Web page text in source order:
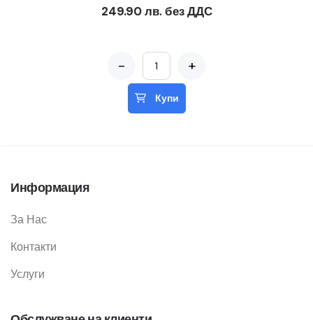
249.90 лв. без ДДС
- +
Купи
Информация
За Нас
Контакти
Услуги